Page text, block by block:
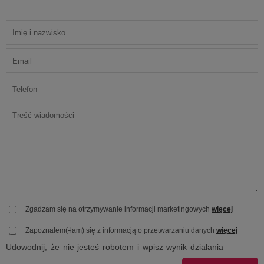
Zgadzam się na otrzymywanie informacji marketingowych więcej
Zapoznałem(-łam) się z informacją o przetwarzaniu danych więcej
Udowodnij, że nie jesteś robotem i wpisz wynik działania